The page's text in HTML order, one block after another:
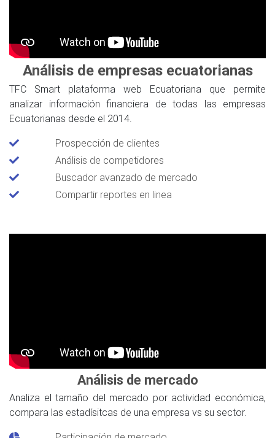
Análisis de empresas ecuatorianas
TFC Smart plataforma web Ecuatoriana que permite
analizar información financiera de todas las empresas
Ecuatorianas desde el 2014.
Prospección de clientes
Análisis de competidores
Buscador avanzado de mercado
Compartir reportes en linea
Análisis de mercado
Analiza el tamaño del mercado por actividad económica,
compara las estadísitcas de una empresa vs su sector.